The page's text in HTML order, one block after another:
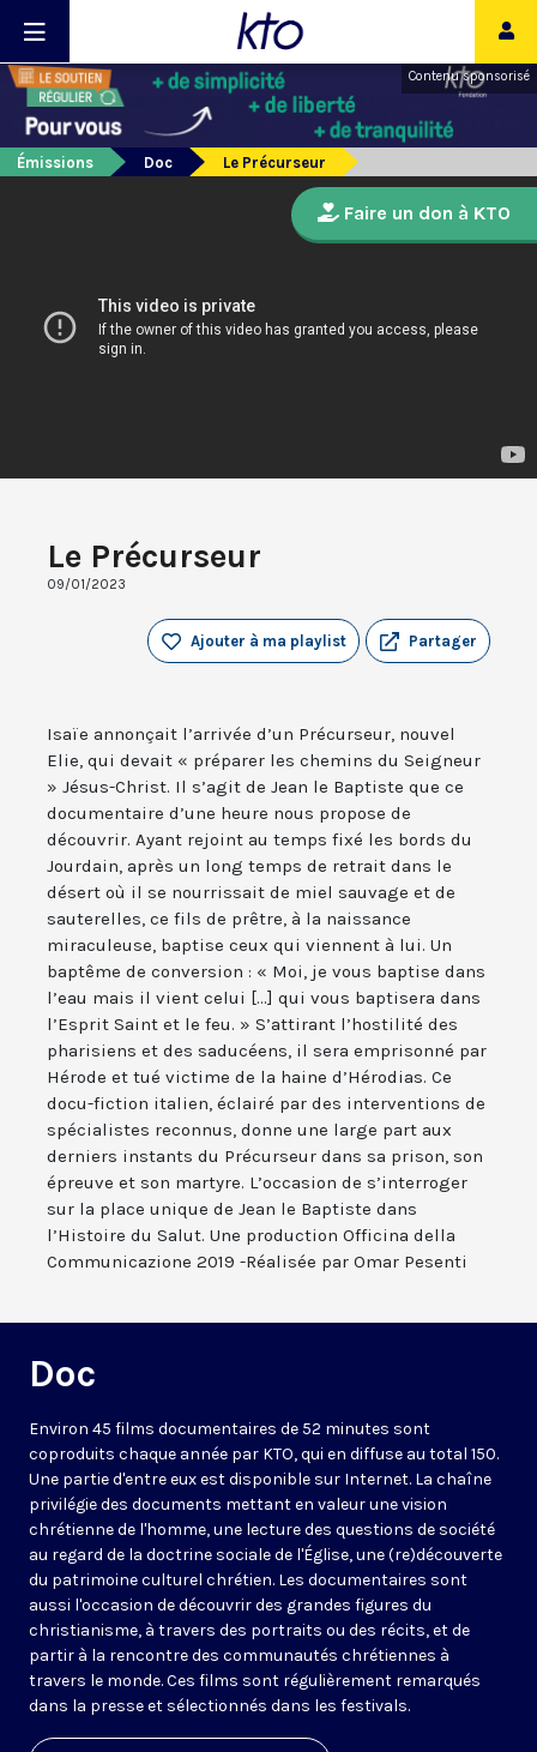
Contenu sponsorisé
Émissions Doc Le Précurseur
Le Précurseur
09/01/2023
Partager
Ajouter à ma playlist
Isaïe annonçait l’arrivée d’un Précurseur, nouvel
Elie, qui devait « préparer les chemins du Seigneur
» Jésus-Christ. Il s’agit de Jean le Baptiste que ce
documentaire d’une heure nous propose de
découvrir. Ayant rejoint au temps fixé les bords du
Jourdain, après un long temps de retrait dans le
désert où il se nourrissait de miel sauvage et de
sauterelles, ce fils de prêtre, à la naissance
miraculeuse, baptise ceux qui viennent à lui. Un
baptême de conversion : « Moi, je vous baptise dans
l’eau mais il vient celui [...] qui vous baptisera dans
l’Esprit Saint et le feu. » S’attirant l’hostilité des
pharisiens et des saducéens, il sera emprisonné par
Hérode et tué victime de la haine d’Hérodias. Ce
docu-fiction italien, éclairé par des interventions de
spécialistes reconnus, donne une large part aux
derniers instants du Précurseur dans sa prison, son
épreuve et son martyre. L’occasion de s’interroger
sur la place unique de Jean le Baptiste dans
l’Histoire du Salut. Une production Officina della
Communicazione 2019 -Réalisée par Omar Pesenti
Doc
Environ 45 films documentaires de 52 minutes sont
coproduits chaque année par KTO, qui en diffuse au total 150.
Une partie d'entre eux est disponible sur Internet. La chaîne
privilégie des documents mettant en valeur une vision
chrétienne de l'homme, une lecture des questions de société
au regard de la doctrine sociale de l'Église, une (re)découverte
du patrimoine culturel chrétien. Les documentaires sont
aussi l'occasion de découvrir des grandes figures du
christianisme, à travers des portraits ou des récits, et de
partir à la rencontre des communautés chrétiennes à
travers le monde. Ces films sont régulièrement remarqués
dans la presse et sélectionnés dans les festivals.
Faire un don à KTO